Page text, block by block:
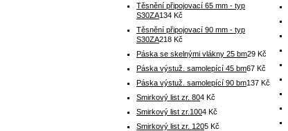
Těsnění připojovací 65 mm - typ
S30ZA134 Kč
Těsnění připojovací 90 mm - typ
S30ZA218 Kč
Páska se skelnými vlákny 25 bm29 Kč
Páska výstuž. samolepící 45 bm67 Kč
Páska výstuž. samolepící 90 bm137 Kč
Smirkový list zr. 804 Kč
Smirkový list zr.1004 Kč
Smirkový list zr. 1205 Kč